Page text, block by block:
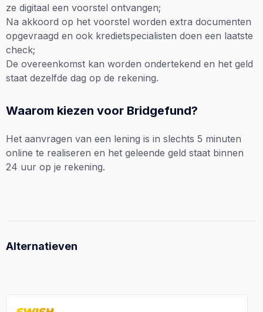
ze digitaal een voorstel ontvangen;
Na akkoord op het voorstel worden extra documenten
opgevraagd en ook kredietspecialisten doen een laatste
check;
De overeenkomst kan worden ondertekend en het geld
staat dezelfde dag op de rekening.
Waarom kiezen voor Bridgefund?
Het aanvragen van een lening is in slechts 5 minuten
online te realiseren en het geleende geld staat binnen
24 uur op je rekening.
Alternatieven